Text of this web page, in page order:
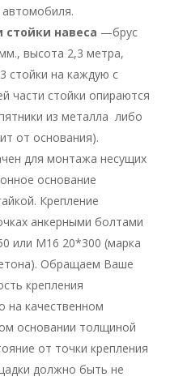
навеса —брус
высота 2,3 метра,
стойки на каждую с
части стойки опираются
из металла либо
от основания).
для монтажа несущих
основание
Крепление
анкерными болтами
или М16 20*300 (марка
Обращаем Ваше
крепления
на качественном
основании толщиной
от точки крепления
должно быть не